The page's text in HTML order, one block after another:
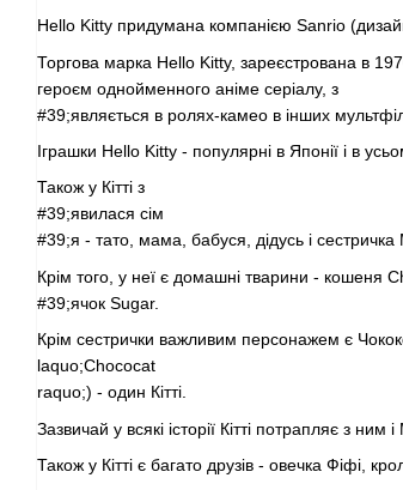
Hello Kitty придумана компанією Sanrio
Торгова марка Hello Kitty, зареєстрована в
героєм однойменного аніме серіалу, з
#39;являється в ролях-камео в інших
Іграшки Hello Kitty - популярні в Японії і в
Також у Кітті з
#39;явилася сім
#39;я - тато, мама, бабуся, дідусь і сестричка
Крім того, у неї є домашні тварини - кошеня
#39;ячок Sugar.
Крім сестрички важливим персонажем є
laquo;Chococat
raquo;) - один Кітті.
Зазвичай у всякі історії Кітті потрапляє з ним і
Також у Кітті є багато друзів - овечка Фіфі,